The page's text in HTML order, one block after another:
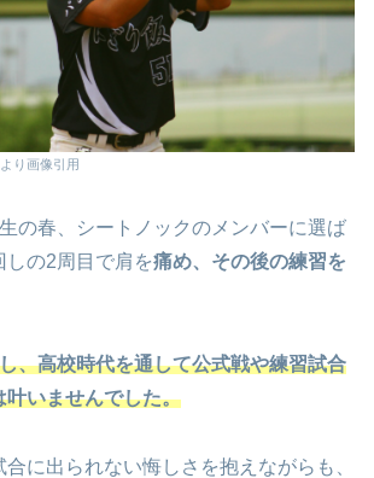
り画像引用
の春、シートノックのメンバーに選ば
しの2周目で肩を痛め、その後の練習を
、高校時代を通して公式戦や練習試合
叶いませんでした。
に出られない悔しさを抱えながらも、